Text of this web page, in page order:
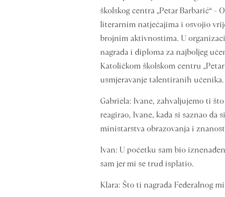
školskog centra „Petar Barbarić“
literarnim natječajima i osvojio
brojnim aktivnostima. U
nagrada i diploma za najboljeg
Katoličkom školskom centru
usmjeravanje talentiranih učenika.
Gabriela: Ivane, zahvaljujemo ti
reagirao, Ivane, kada si saznao
ministarstva obrazovanja i
Ivan: U početku sam bio
sam jer mi se trud isplatio.
Klara: Što ti nagrada Federalnog